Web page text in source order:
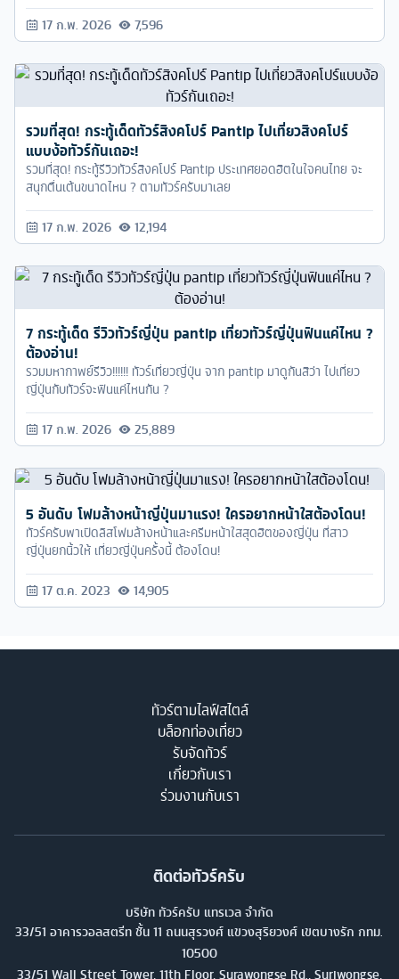
17 ก.พ. 2026 7,596
รวมที่สุด! กระทู้เด็ดทัวร์สิงคโปร์ Pantip ไปเที่ยวสิงคโปร์
แบบง้อทัวร์กันเถอะ!
รวมที่สุด! กระทู้รีวิวทัวร์สิงคโปร์ Pantip ประเทศยอดฮิตในใจคนไทย จะ
สนุกตื่นเต้นขนาดไหน ? ตามทัวร์ครับมาเลย
17 ก.พ. 2026 12,194
7 กระทู้เด็ด รีวิวทัวร์ญี่ปุ่น pantip เที่ยวทัวร์ญี่ปุ่นฟินแค่ไหน ?
ต้องอ่าน!
รวมมหากาพย์รีวิว!!!!!! ทัวร์เที่ยวญี่ปุ่น จาก pantip มาดูกันสิว่า ไปเที่ยว
ญี่ปุ่นกับทัวร์จะฟินแค่ไหนกัน ?
17 ก.พ. 2026 25,889
5 อันดับ โฟมล้างหน้าญี่ปุ่นมาแรง! ใครอยากหน้าใสต้องโดน!
ทัวร์ครับพาเปิดลิสโฟมล้างหน้าและครีมหน้าใสสุดฮิตของญี่ปุ่น ที่สาว
ญี่ปุ่นยกนิ้วให้ เที่ยวญี่ปุ่นครั้งนี้ ต้องโดน!
17 ต.ค. 2023 14,905
ทัวร์ตามไลฟ์สไตล์
บล็อกท่องเที่ยว
รับจัดทัวร์
เกี่ยวกับเรา
ร่วมงานกับเรา
ติดต่อทัวร์ครับ
บริษัท ทัวร์ครับ แทรเวล จำกัด
33/51 อาคารวอลสตรีท ชั้น 11 ถนนสุรวงศ์ แขวงสุริยวงศ์ เขตบางรัก กทม.
10500
33/51 Wall Street Tower, 11th Floor, Surawongse Rd., Suriwongse,